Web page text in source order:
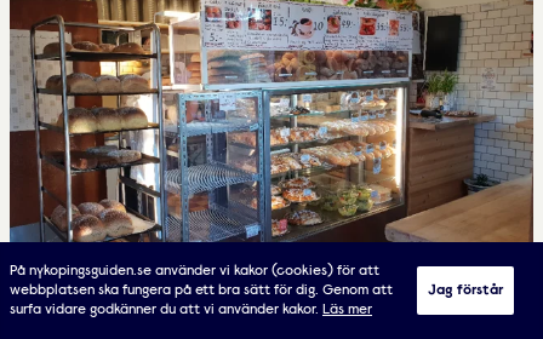
Freis Bageri
På nykopingsguiden.se använder vi kakor (cookies) för att
webbplatsen ska fungera på ett bra sätt för dig. Genom att
surfa vidare godkänner du att vi använder kakor. Läs mer
Jag förstår